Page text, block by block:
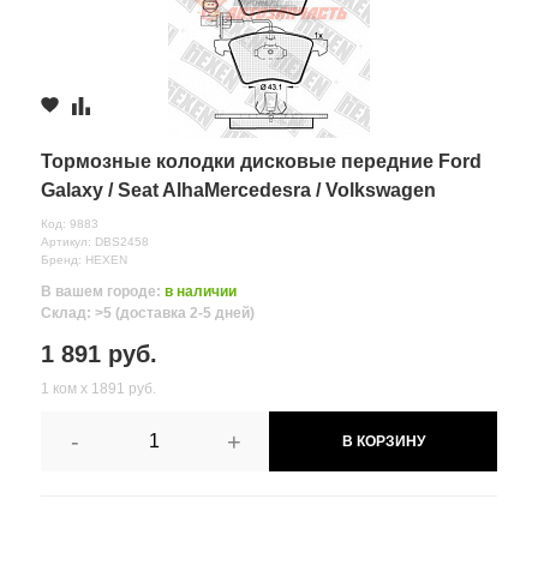
Тормозные колодки дисковые передние Ford
Galaxy / Seat AlhaMercedesra / Volkswagen
Sharan HEXEN
Код: 9883
Артикул: DBS2458
Бренд: HEXEN
В вашем городе: в наличии
Склад: >5 (доставка 2-5 дней)
1 891 руб.
1 ком х 1891 руб.
- + В КОРЗИНУ